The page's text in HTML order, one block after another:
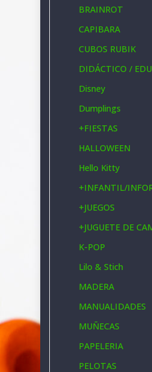
BRAINROT
CAPIBARA
CUBOS RUBIK
DIDÁCTICO /
Disney
Dumplings
+FIESTAS
HALLOWEEN
Hello Kitty
+INFANTIL/
+JUEGOS
+JUGUETE DE
K-POP
Lilo & Stich
MADERA
MANUALIDADES
MUÑECAS
PAPELERIA
PELOTAS